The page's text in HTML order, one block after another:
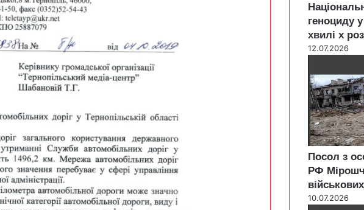
геноциду
хвилі х
12.07.2026
Посол з
РФ
10.07.2026